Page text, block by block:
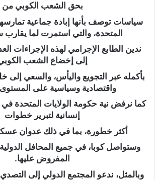
بحق الشعب الكوبي من
سياسات توصف بأنها إبادة جماعية
المتحدة، والتي استمرت لما
ندين الطابع الإجرامي لهذه الإجراءات
إلى إخضاع الشعب
بأكمله عبر التجويع واليأس، والسعي إلى
واقتصادية وسياسية على
كما نرفض نية حكومة الولايات المتحدة
إنسانية لتبرير خطوات
أكثر خطورة، بما في ذلك عدوان
وستواصل كوبا، في جميع المحافل الدولية،
المفروض عليها.
وبالمثل، ندعو المجتمع الدولي إلى